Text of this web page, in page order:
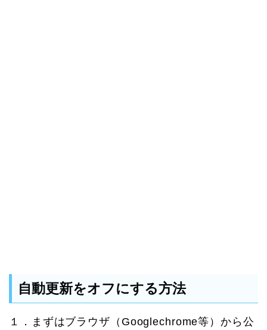
自動更新をオフにする方法
１．まずはブラウザ（Googlechrome等）から公